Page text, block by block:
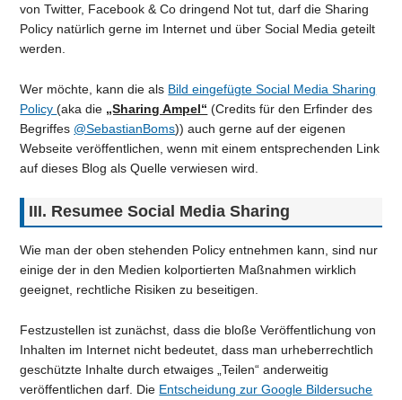
von Twitter, Facebook & Co dringend Not tut, darf die Sharing
Policy natürlich gerne im Internet und über Social Media geteilt
werden.
Wer möchte, kann die als Bild eingefügte Social Media Sharing
Policy(aka die „Sharing Ampel“ (Credits für den Erfinder des
Begriffes @SebastianBoms)) auch gerne auf der eigenen
Webseite veröffentlichen, wenn mit einem entsprechenden Link
auf dieses Blog als Quelle verwiesen wird.
III. Resumee Social Media Sharing
Wie man der oben stehenden Policy entnehmen kann, sind nur
einige der in den Medien kolportierten Maßnahmen wirklich
geeignet, rechtliche Risiken zu beseitigen.
Festzustellen ist zunächst, dass die bloße Veröffentlichung von
Inhalten im Internet nicht bedeutet, dass man urheberrechtlich
geschützte Inhalte durch etwaiges „Teilen“ anderweitig
veröffentlichen darf. Die Entscheidung zur Google Bildersuche